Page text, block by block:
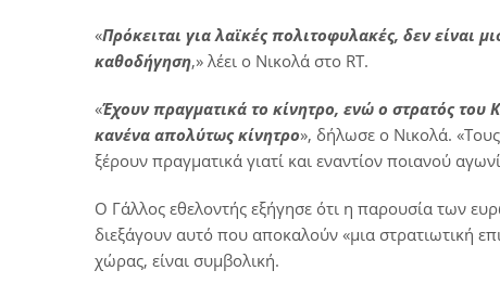
«Πρόκειται για λαϊκές πολιτοφυλακές, δεν είναι
καθοδήγηση,» λέει ο Νικολά στο RT.
«Έχουν πραγματικά το κίνητρο, ενώ ο στρατός του
κανένα απολύτως κίνητρο», δήλωσε ο Νικολά.
ξέρουν πραγματικά γιατί και εναντίον ποιανού
Ο Γάλλος εθελοντής εξήγησε ότι η παρουσία των
διεξάγουν αυτό που αποκαλούν «μια στρατιωτική
χώρας, είναι συμβολική.